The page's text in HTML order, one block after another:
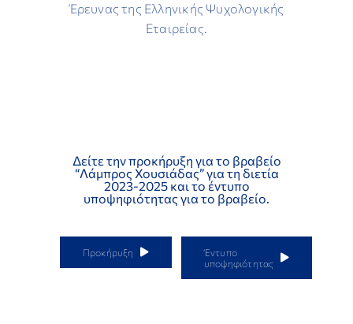
Έρευνας της Ελληνικής Ψυχολογικής
Εταιρείας.
Δείτε την προκήρυξη για το βραβείο
“Λάμπρος Χουσιάδας” για τη διετία
2023-2025 και το έντυπο
υποψηφιότητας για το βραβείο.
Προκήρυξη
Έντυπο
υποψηφιότητας